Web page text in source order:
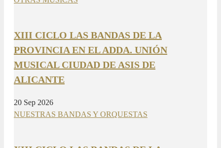
XIII CICLO LAS BANDAS DE LA
PROVINCIA EN EL ADDA. UNIÓN
MUSICAL CIUDAD DE ASIS DE
ALICANTE
20 Sep 2026
NUESTRAS BANDAS Y ORQUESTAS